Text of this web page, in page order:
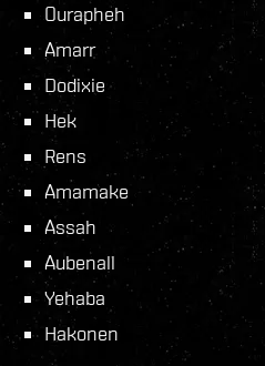
Ourapheh
Amarr
Dodixie
Hek
Rens
Amamake
Assah
Aubenall
Yehaba
Hakonen